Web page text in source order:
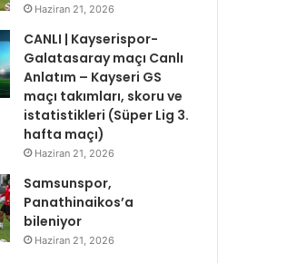
Haziran 21, 2026
CANLI | Kayserispor-
Galatasaray maçı Canlı
Anlatım – Kayseri GS
maçı takımları, skoru ve
istatistikleri (Süper Lig 3.
hafta maçı)
Haziran 21, 2026
Samsunspor,
Panathinaikos’a
bileniyor
Haziran 21, 2026